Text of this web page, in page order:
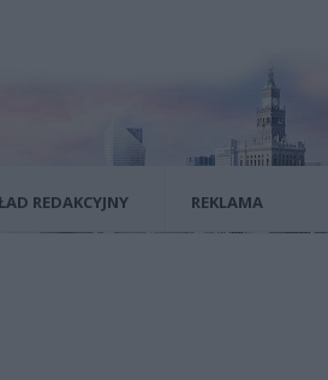
REDAKCYJNY REKLAMA